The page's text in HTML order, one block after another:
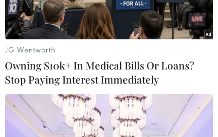
người dân,”Á hậu Đặng Thị Tân chia sẻ.
Chương trình diễn ra tại Thủ đô, quy tụ khoảng
75 câu lạc bộ yoga cùng hàng nghìn yogi đến từ
Hà Nội và nhiều tỉnh, thành như Bắc Ninh, Hải
Phòng, Quảng Ninh, Nghệ An, Thái Nguyên…
tham gia giao lưu, biểu diễn và lan tỏa tinh thần
sống khỏe, sống tích cực.
JG Wentworth
Owning $10k+ In Medical Bills Or Loans?
Stop Paying Interest Immediately